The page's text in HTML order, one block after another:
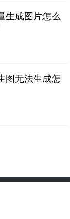
生成图片怎么
图无法生成怎